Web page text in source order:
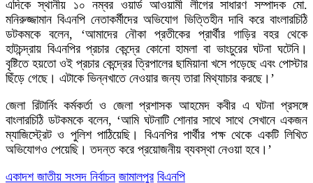
এদিকে স্থানীয় ১০ নম্বর ওয়ার্ড আওয়ামী লীগের সাধারণ সম্পাদক মো.
মনিরুজ্জামান বিএনপি নেতাকর্মীদের অভিযোগ ভিত্তিহীন দাবি করে বাংলারচিঠি
ডটকমকে বলেন, ‘আমাদের নৌকা প্রতীকের প্রার্থীর গাড়ির বহর থেকে
হাটচন্দ্রায় বিএনপির প্রচার কেন্দ্রে কোনো হামলা বা ভাংচুরের ঘটনা ঘটেনি।
বৃষ্টিতে হয়তো ওই প্রচার কেন্দ্রের ত্রিপালের ছামিয়ানা খসে পড়েছে এবং পোস্টার
ছিঁড়ে গেছে। এটাকে ভিন্নখাতে নেওয়ার জন্য তারা মিথ্যাচার করছে।’
জেলা রিটার্নিং কর্মকর্তা ও জেলা প্রশাসক আহমেদ কবীর এ ঘটনা প্রসঙ্গে
বাংলারচিঠি ডটকমকে বলেন, ‘আমি ঘটনাটি শোনার সাথে সাথে সেখানে একজন
ম্যাজিস্ট্রেট ও পুলিশ পাঠিয়েছি। বিএনপির পার্থীর পক্ষ থেকে একটি লিখিত
অভিযোগও পেয়েছি। তদন্ত করে প্রয়োজনীয় ব্যবস্থা নেওয়া হবে।’
একাদশ জাতীয় সংসদ নির্বাচন জামালপুর বিএনপি